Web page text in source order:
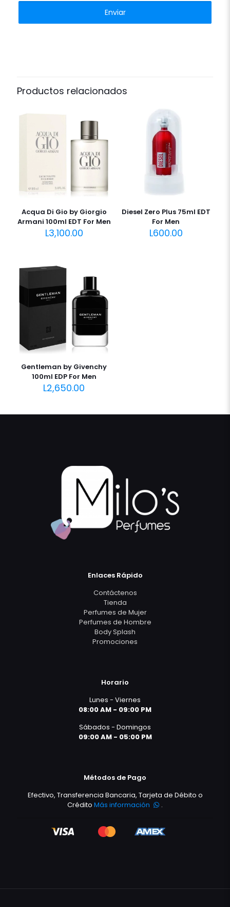
Productos relacionados
Acqua Di Gio by Giorgio
Armani 100ml EDT For Men
L3,100.00
Diesel Zero Plus 75ml EDT
For Men
L600.00
Gentleman by Givenchy
100ml EDP For Men
L2,650.00
Enlaces Rápido
Contáctenos
Tienda
Perfumes de Mujer
Perfumes de Hombre
Body Splash
Promociones
Horario
Lunes - Viernes
08:00 AM - 09:00 PM
Sábados - Domingos
09:00 AM - 05:00 PM
Métodos de Pago
Efectivo, Transferencia Bancaria, Tarjeta de Débito o
CréditoMás información .